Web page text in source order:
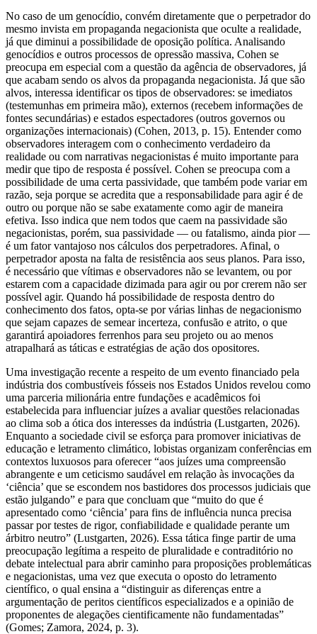
No caso de um genocídio, convém diretamente que o perpetrador do
mesmo invista em propaganda negacionista que oculte a realidade,
já que diminui a possibilidade de oposição política. Analisando
genocídios e outros processos de opressão massiva, Cohen se
preocupa em especial com a questão da agência de observadores, já
que acabam sendo os alvos da propaganda negacionista. Já que são
alvos, interessa identificar os tipos de observadores: se imediatos
(testemunhas em primeira mão), externos (recebem informações de
fontes secundárias) e estados espectadores (outros governos ou
organizações internacionais) (Cohen, 2013, p. 15). Entender como
observadores interagem com o conhecimento verdadeiro da
realidade ou com narrativas negacionistas é muito importante para
medir que tipo de resposta é possível. Cohen se preocupa com a
possibilidade de uma certa passividade, que também pode variar em
razão, seja porque se acredita que a responsabilidade para agir é de
outro ou porque não se sabe exatamente como agir de maneira
efetiva. Isso indica que nem todos que caem na passividade são
negacionistas, porém, sua passividade — ou fatalismo, ainda pior —
é um fator vantajoso nos cálculos dos perpetradores. Afinal, o
perpetrador aposta na falta de resistência aos seus planos. Para isso,
é necessário que vítimas e observadores não se levantem, ou por
estarem com a capacidade dizimada para agir ou por crerem não ser
possível agir. Quando há possibilidade de resposta dentro do
conhecimento dos fatos, opta-se por várias linhas de negacionismo
que sejam capazes de semear incerteza, confusão e atrito, o que
garantirá apoiadores ferrenhos para seu projeto ou ao menos
atrapalhará as táticas e estratégias de ação dos opositores.
Uma investigação recente a respeito de um evento financiado pela
indústria dos combustíveis fósseis nos Estados Unidos revelou como
uma parceria milionária entre fundações e acadêmicos foi
estabelecida para influenciar juízes a avaliar questões relacionadas
ao clima sob a ótica dos interesses da indústria (Lustgarten, 2026).
Enquanto a sociedade civil se esforça para promover iniciativas de
educação e letramento climático, lobistas organizam conferências em
contextos luxuosos para oferecer “aos juízes uma compreensão
abrangente e um ceticismo saudável em relação às invocações da
‘ciência’ que se escondem nos bastidores dos processos judiciais que
estão julgando” e para que concluam que “muito do que é
apresentado como ‘ciência’ para fins de influência nunca precisa
passar por testes de rigor, confiabilidade e qualidade perante um
árbitro neutro” (Lustgarten, 2026). Essa tática finge partir de uma
preocupação legítima a respeito de pluralidade e contraditório no
debate intelectual para abrir caminho para proposições problemáticas
e negacionistas, uma vez que executa o oposto do letramento
científico, o qual ensina a “distinguir as diferenças entre a
argumentação de peritos científicos especializados e a opinião de
proponentes de alegações cientificamente não fundamentadas”
(Gomes; Zamora, 2024, p. 3).